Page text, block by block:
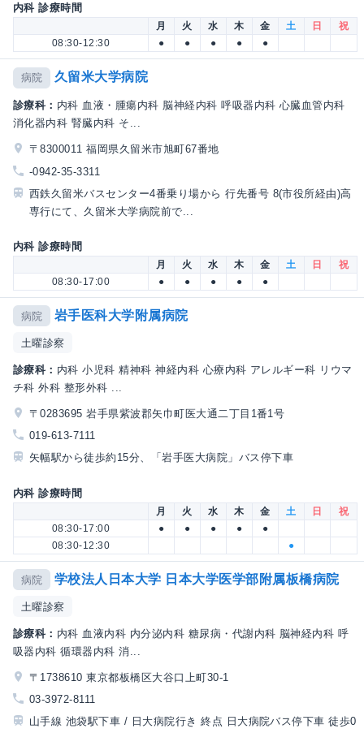
内科 診療時間
月 火 水 木 金 土 日
祝
08:30-12:30
● ● ● ● ●
病院 久留米大学病院
診療科： 内科 血液・腫瘍内科 脳神経内科 呼吸器内科 心臓血管内科
消化器内科 腎臓内科 そ...
〒8300011 福岡県久留米市旭町67番地
-0942-35-3311
西鉄久留米バスセンター4番乗り場から 行先番号 8(市役所経由)高
専行にて、久留米大学病院前で...
内科 診療時間
月 火 水 木 金 土 日
祝
08:30-17:00
● ● ● ● ●
病院 岩手医科大学附属病院
土曜診察
診療科： 内科 小児科 精神科 神経内科 心療内科 アレルギー科 リウマ
チ科 外科 整形外科 ...
〒0283695 岩手県紫波郡矢巾町医大通二丁目1番1号
019-613-7111
矢幅駅から徒歩約15分、「岩手医大病院」バス停下車
内科 診療時間
月 火 水 木 金 土 日
祝
08:30-17:00
● ● ● ●
●
08:30-12:30
●
病院 学校法人日本大学 日本大学医学部附属板橋病院
土曜診察
診療科： 内科 血液内科 内分泌内科 糖尿病・代謝内科 脳神経内科 呼
吸器内科 循環器内科 消...
〒1738610 東京都板橋区大谷口上町30-1
03-3972-8111
山手線 池袋駅下車 / 日大病院行き 終点 日大病院バス停下車 徒歩0